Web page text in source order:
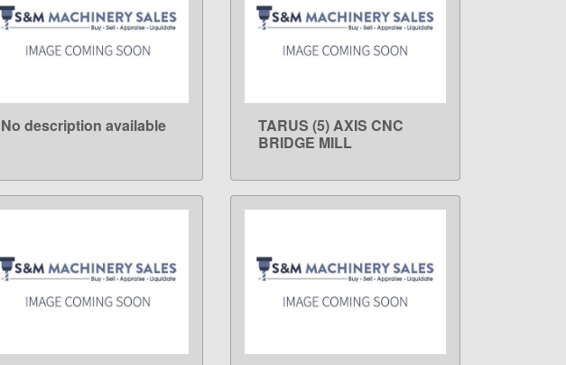
LEARN MORE
No description available LEARN MORE
TARUS (5) AXIS CNC
BRIDGE MILL